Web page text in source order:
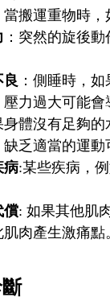
當搬運重物時
：突然的旋後
良 ：側睡時，
壓力過大可能
體沒有足夠的
缺乏適當的運
病:某些疾病，
償: 如果其他肌
肉產生激痛點